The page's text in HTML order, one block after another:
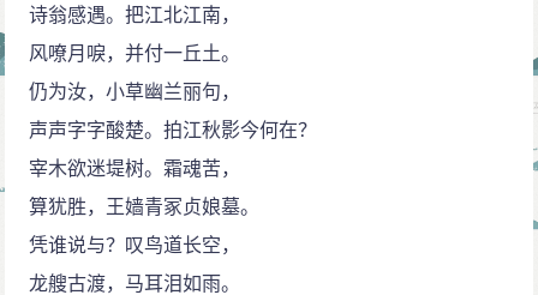
用快马奏事，从此开始。等到唐太宗大军凯旋，李治跟
从唐太宗到并州。当时唐太宗生了个大毒疮，李治亲自
用口吸毒脓，扶着车辇步行跟从了几天。
登基为帝
贞观二十三年（649）五月二十六日，唐太宗驾崩在
终南山的翠微宫。二十七日，以礼部尚书、兼太子少
师、黎阳县公于志宁为侍中，太子少詹事、兼尚书左丞
张行成为兼侍中、检校刑部尚书，太子右庶子、兼吏部
诗翁感遇。把江北江南，
风嘹月唳，并付一丘土。
仍为汝，小草幽兰丽句，
声声字字酸楚。拍江秋影今何在？
宰木欲迷堤树。霜魂苦，
算犹胜，王嫱青冢贞娘墓。
凭谁说与？叹鸟道长空，
龙艘古渡，马耳泪如雨。